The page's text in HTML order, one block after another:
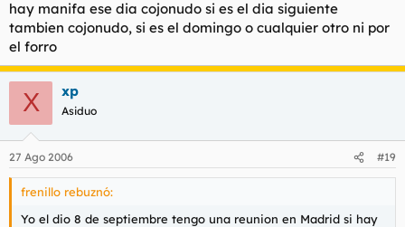
hay manifa ese dia cojonudo si es el dia siguiente
tambien cojonudo, si es el domingo o cualquier otro ni por
el forro
X xp
Asiduo
27 Ago 2006 #19
frenillo rebuznó:
Yo el dio 8 de septiembre tengo una reunion en Madrid si hay